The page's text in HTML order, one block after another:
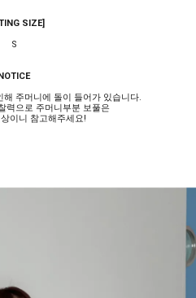
SIZE]
S
주머니에 돌이 들어가 있습니다.
력으로 주머니부분 보풀은
이니 참고해주세요!